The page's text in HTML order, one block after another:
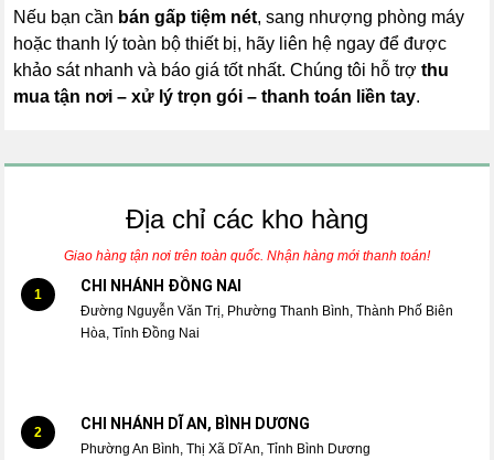
Nếu bạn cần bán gấp tiệm nét, sang nhượng phòng máy
hoặc thanh lý toàn bộ thiết bị, hãy liên hệ ngay để được
khảo sát nhanh và báo giá tốt nhất. Chúng tôi hỗ trợthu
mua tận nơi – xử lý trọn gói – thanh toán liền tay.
Địa chỉ các kho hàng
Giao hàng tận nơi trên toàn quốc. Nhận hàng mới thanh toán!
1 CHI NHÁNH ĐỒNG NAI
Đường Nguyễn Văn Trị, Phường Thanh Bình, Thành Phố Biên
Hòa, Tỉnh Đồng Nai
2 CHI NHÁNH DĨ AN, BÌNH DƯƠNG
Phường An Bình, Thị Xã Dĩ An, Tỉnh Bình Dương